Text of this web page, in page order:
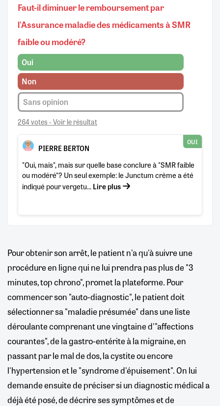
Faut-il diminuer le remboursement par
l'Assurance maladie des médicaments à SMR
faible ou modéré?
Oui
Non
Sans opinion
264 votes - Voir le résultat
PIERRE BERTON
OUI
"Oui, mais", mais sur quelle base conclure à "SMR faible
ou modéré"? Un seul exemple: le Junctum crème a été
indiqué pour vergetu...Lire plus
Pour obtenir son arrêt, le patient n'a qu'à suivre une
procédure en ligne qui ne lui prendra pas plus de "3
minutes, top chrono", promet la plateforme. Pour
commencer son "auto-diagnostic", le patient doit
sélectionner sa "maladie présumée" dans une liste
déroulante comprenant une vingtaine d'"affections
courantes", de la gastro-entérite à la migraine, en
passant par le mal de dos, la cystite ou encore
l'hypertension et le "syndrome d'épuisement". On lui
demande ensuite de préciser si un diagnostic médical a
déjà été posé, de décrire ses symptômes et de